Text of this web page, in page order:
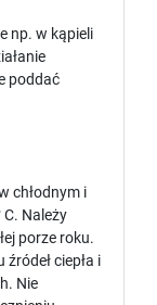
np. w kąpieli
poddać
chłodnym i
Należy
porze roku.
ciepła i
Nie